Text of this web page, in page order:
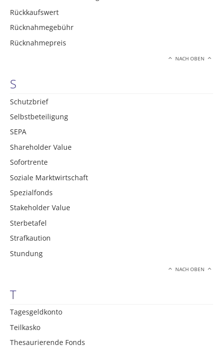
Rückkaufswert
Rücknahmegebühr
Rücknahmepreis
NACH OBEN
S
Schutzbrief
Selbstbeteiligung
SEPA
Shareholder Value
Sofortrente
Soziale Marktwirtschaft
Spezialfonds
Stakeholder Value
Sterbetafel
Strafkaution
Stundung
NACH OBEN
T
Tagesgeldkonto
Teilkasko
Thesaurierende Fonds